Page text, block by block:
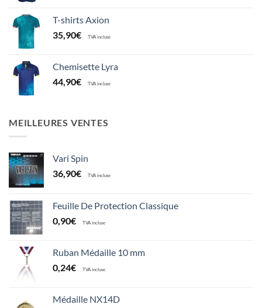
T-shirts Axion
35,90€ TVA incluse
Chemisette Lyra
44,90€ TVA incluse
MEILLEURES VENTES
Vari Spin
36,90€ TVA incluse
Feuille De Protection Classique
0,90€ TVA incluse
Ruban Médaille 10 mm
0,24€ TVA incluse
Médaille NX14D